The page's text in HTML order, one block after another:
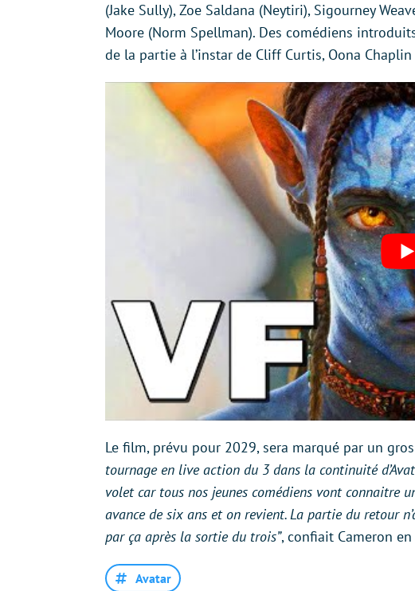
(Jake Sully), Zoe Saldana (Neytiri), Sigourney
Moore (Norm Spellman). Des comédiens
de la partie à l’instar de Cliff Curtis, Oona
Le film, prévu pour 2029, sera marqué par un
tournage en live action du 3 dans la continuité
volet car tous nos jeunes comédiens vont connaitre
avance de six ans et on revient. La partie du retour
par ça après la sortie du trois”, confiait Cameron
Avatar